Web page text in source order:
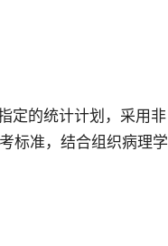
定的统计计划，采用非
标准，结合组织病理学